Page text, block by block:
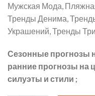
Мужская Мода,
Тренды Денима,
Украшений, Тренды
Сезонные прогнозы
ранние прогнозы на
силуэты и стили ;